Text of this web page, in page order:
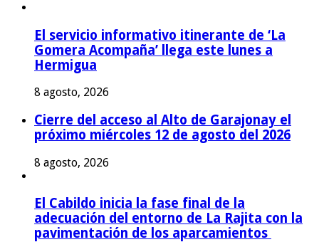
El servicio informativo itinerante de ‘La
Gomera Acompaña’ llega este lunes a
Hermigua
8 agosto, 2026
Cierre del acceso al Alto de Garajonay el
próximo miércoles 12 de agosto del 2026
8 agosto, 2026
El Cabildo inicia la fase final de la
adecuación del entorno de La Rajita con la
pavimentación de los aparcamientos